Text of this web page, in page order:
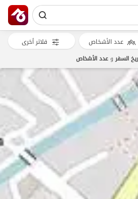
عدد الأشخاص فلاتر أخرى
السفروعدد الأشخاص